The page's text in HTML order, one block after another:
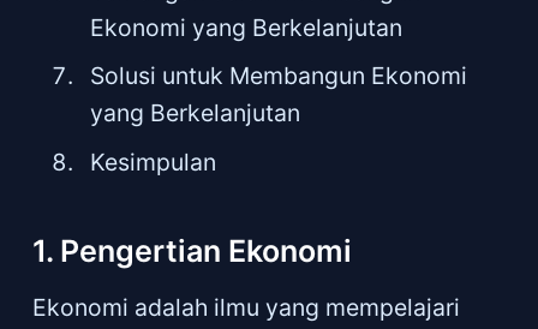
Ekonomi yang Berkelanjutan
Solusi untuk Membangun Ekonomi
yang Berkelanjutan
Kesimpulan
1. Pengertian Ekonomi
Ekonomi adalah ilmu yang mempelajari